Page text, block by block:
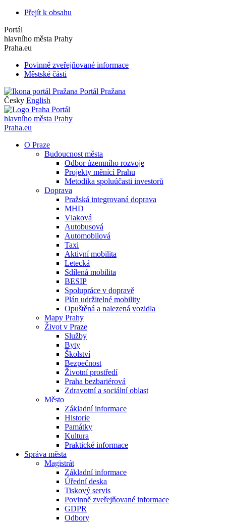
Přejít k obsahu
Portál
hlavního města Prahy
Praha.eu
Povinně zveřejňované informace
Městské části
Portál Pražana
Česky English
Portál
hlavního města Prahy
Praha.eu
O Praze
Budoucnost města
Odbor územního rozvoje
Projekty měnící Prahu
Metodika spoluúčasti investorů
Doprava
Pražská integrovaná doprava
MHD
Vlaková
Autobusová
Automobilová
Taxi
Aktivní mobilita
Letecká
Sdílená mobilita
BESIP
Spolupráce v dopravě
Plán udržitelné mobility
Opuštěná a nalezená vozidla
Mapy Prahy
Život v Praze
Služby
Byty
Školství
Bezpečnost
Životní prostředí
Praha bezbariérová
Zdravotní a sociální oblast
Město
Základní informace
Historie
Památky
Kultura
Praktické informace
Správa města
Magistrát
Základní informace
Úřední deska
Tiskový servis
Povinně zveřejňované informace
GDPR
Odbory